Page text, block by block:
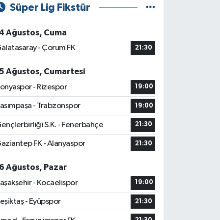
Süper Lig Fikstür
Ağustos, Cuma
- Çorum FK
21:30
Ağustos, Cumartesi
- Rizespor
19:00
- Trabzonspor 19:00
S.K. - Fenerbahçe 21:30
FK - Alanyaspor 21:30
Ağustos, Pazar
- Kocaelispor
19:00
- Eyüpspor 21:30